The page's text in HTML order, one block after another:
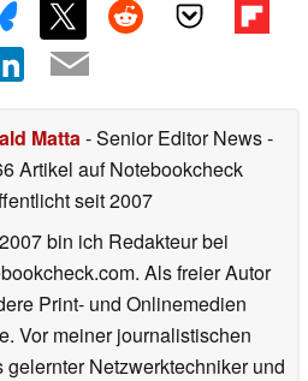
Matta- Senior Editor News-
Artikel auf Notebookcheck
seit 2007
bin ich Redakteur bei
Als freier Autor
Print- und Onlinemedien
Vor meiner journalistischen
Netzwerktechniker und